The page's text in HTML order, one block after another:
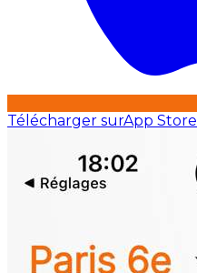
Télécharger surApp Store